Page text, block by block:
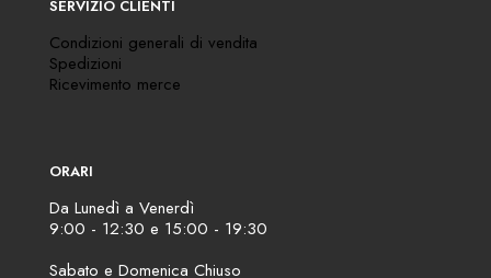
SERVIZIO CLIENTI
Condizioni generali di vendita
Spedizioni
Ricevimento merce
ORARI
Da Lunedì a Venerdì
9:00 - 12:30 e 15:00 - 19:30
Sabato e Domenica Chiuso